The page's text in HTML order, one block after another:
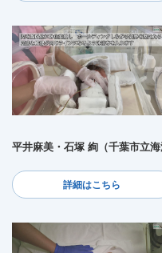
平井麻美・石塚 絢（千葉市立海
詳細はこちら